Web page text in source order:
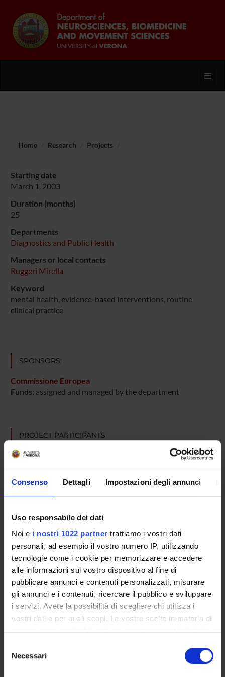
Consenso Dettagli Impostazioni degli annunci
Uso responsabile dei dati
Noi e i nostri 1022 partner trattiamo i vostri dati
personali, ad esempio il vostro numero IP, utilizzando
tecnologie come i cookie per memorizzare e accedere
alle informazioni sul vostro dispositivo al fine di
pubblicare annunci e contenuti personalizzati, misurare
gli annunci e i contenuti, ricercare il pubblico e sviluppare
i servizi. Avete la possibilità di scegliere chi utilizza i
vostri dati e per quali scopi. Le vostre scelte in materia di
privacy sono applicabili solo su questa proprietà digitale
modificare o revocare il proprio consenso in qualsiasi
momento dalla Dichiarazione sui cookie o facendo clic
delNecessari
Home Research Projects
Starting date
March 1, 2003
Duration (months)
25
Departments
Diagnostics and Public Health
Managers or local contacts
Ruggeri Mirella
Keyword
mental health, evidence-based interventions, routine
clinical practice
SPONSORS:
Commissione Europea
Funds: assigned and managed by the department
PROJECT PARTICIPANTS
Mirella Ruggeri
Michele Tansella
SECTIONS
Section of Psychiatry and Clinical Psychology
ACTIVITIES
RESEARCH GROUPS
SECTIONS